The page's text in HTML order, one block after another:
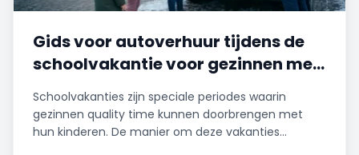
Gids voor autoverhuur tijdens de
schoolvakantie voor gezinnen met
kinderen
Schoolvakanties zijn speciale periodes waarin
gezinnen quality time kunnen doorbrengen met
hun kinderen. De manier om deze vakanties